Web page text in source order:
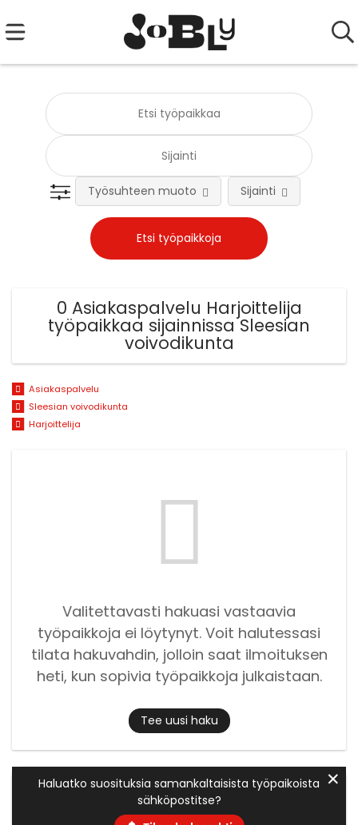
Työsuhteen muoto Sijainti
0 Asiakaspalvelu Harjoittelija
työpaikkaa sijainnissa Sleesian
voivodikunta
Asiakaspalvelu
Sleesian voivodikunta
Harjoittelija
Valitettavasti hakuasi vastaavia
työpaikkoja ei löytynyt. Voit halutessasi
tilata hakuvahdin, jolloin saat ilmoituksen
heti, kun sopivia työpaikkoja julkaistaan.
Tee uusi haku
Haluatko suosituksia samankaltaisista työpaikoista
sähköpostitse?
✕